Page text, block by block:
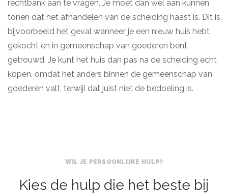
rechtbank aan te vragen. Je moet dan wel aan kunnen
tonen dat het afhandelen van de scheiding haast is. Dit is
bijvoorbeeld het geval wanneer je een nieuw huis hebt
gekocht en in gemeenschap van goederen bent
getrouwd. Je kunt het huis dan pas na de scheiding echt
kopen, omdat het anders binnen de gemeenschap van
goederen valt, terwijl dat juist niet de bedoeling is.
WIL JE PERSOONLIJKE HULP?
Kies de hulp die het beste bij